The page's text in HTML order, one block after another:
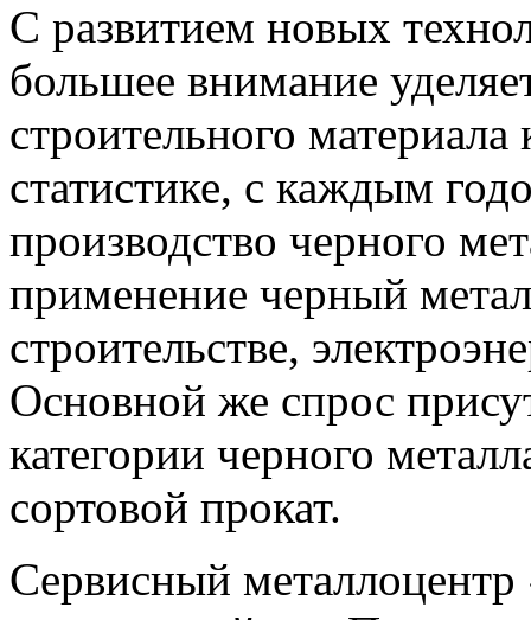
С развитием новых
большее внимание
строительного
статистике, с каждым
производство черного
применение черный
строительстве,
Основной же спрос
категории черного
сортовой прокат.
Сервисный